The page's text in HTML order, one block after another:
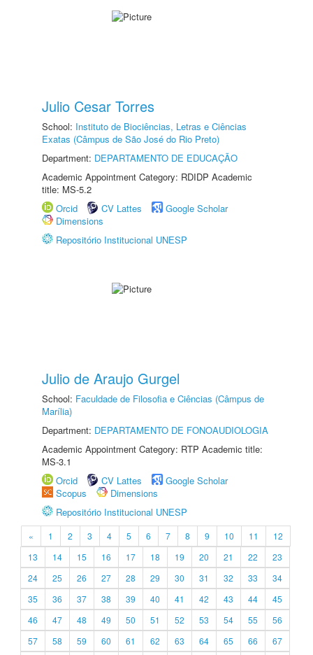
Julio Cesar Torres
School: Instituto de Biociências, Letras e Ciências
Exatas (Câmpus de São José do Rio Preto)
Department: DEPARTAMENTO DE EDUCAÇÃO
Academic Appointment Category: RDIDP Academic
title: MS-5.2
Orcid
CV Lattes
Google Scholar
Dimensions
Repositório Institucional UNESP
Julio de Araujo Gurgel
School: Faculdade de Filosofia e Ciências (Câmpus de
Marília)
Department: DEPARTAMENTO DE FONOAUDIOLOGIA
Academic Appointment Category: RTP Academic title:
MS-3.1
Orcid
CV Lattes
Google Scholar
Scopus
Dimensions
Repositório Institucional UNESP
« 1 2 3 4 5 6 7 8 9 10 11
12
13
14 15 16 17 18 19 20 21 22
23
24
25 26 27 28 29 30 31 32 33
34
35
36 37 38 39 40 41 42 43 44
45
46
47 48 49 50 51 52 53 54 55
56
57
58 59 60 61 62 63 64 65 66
67